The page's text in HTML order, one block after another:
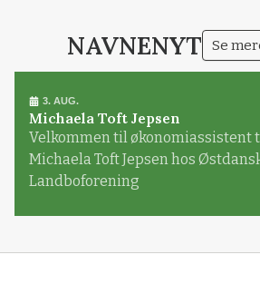
NAVNENYT Se
3. AUG.
Michaela Toft Jepsen
Velkommen til økonomiassistent
Michaela Toft Jepsen hos
Landboforening